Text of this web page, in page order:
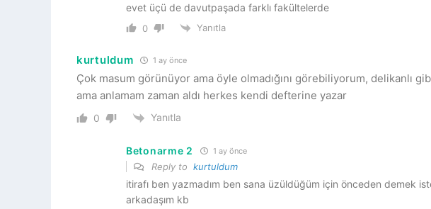
evet üçü de davutpaşada farklı fakültelerde
0 Yanıtla
kurtuldum 1 ay önce
Çok masum görünüyor ama öyle olmadığını görebiliyorum, delikanlı
ama anlamam zaman aldı herkes kendi defterine yazar
0 Yanıtla
Betonarme 2 1 ay önce
Reply to kurtuldum
itirafı ben yazmadım ben sana üzüldüğüm için önceden demek
arkadaşım kb